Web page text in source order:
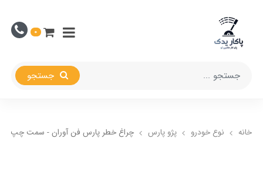
0
خانه نوع خودرو پژو پارس چراغ خطر پارس فن آوران - سمت چپ